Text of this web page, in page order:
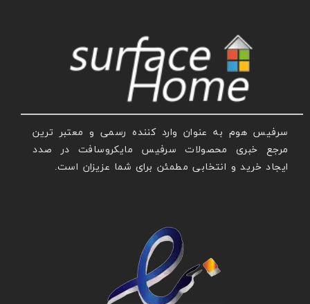
سرفیس هوم به عنوان وارد کننده رسمی و معتبر ترین
مرجع خبری محصولات سرفیس مایکروسافت در صدد
ایجاد خرید و انتخابی مطمئن برای شما عزیزان است.